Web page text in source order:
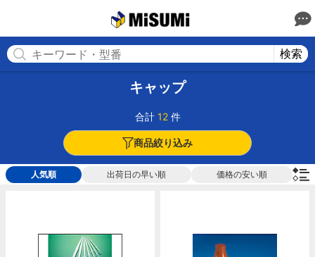
検索
キャップ
合計 12件
商品絞り込み
人気順 出荷日の早い順 価格の安い順